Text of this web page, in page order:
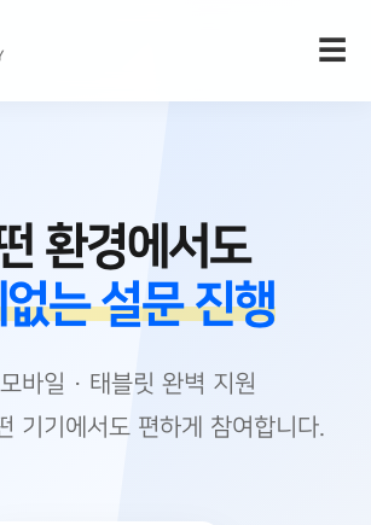
☰
환경에서도
는 설문 진행
바일 · 태블릿 완벽 지원
기기에서도 편하게 참여합니다.